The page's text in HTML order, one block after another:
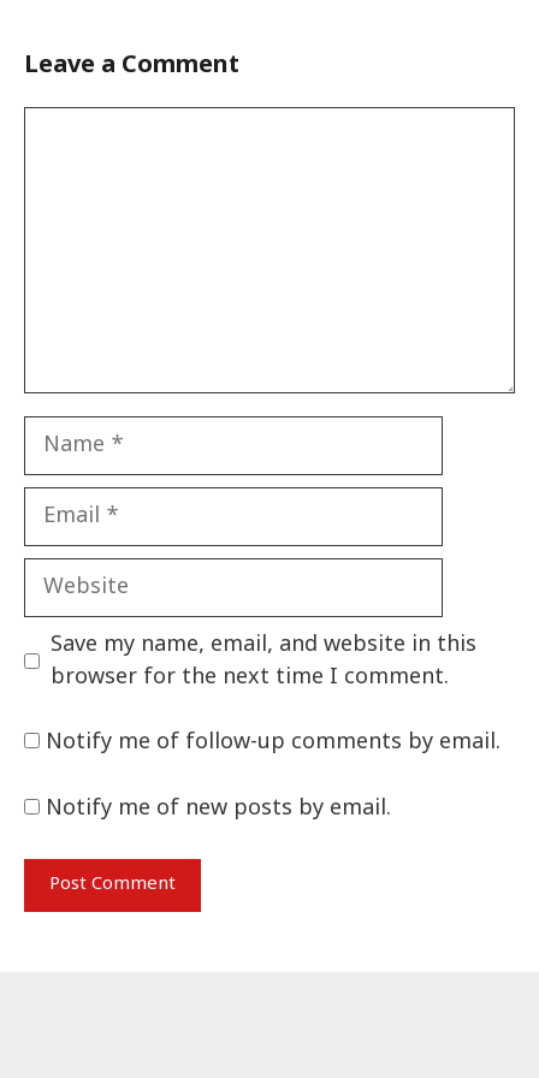
Leave a Comment
Name
Email
Website
Save my name, email, and website in this
browser for the next time I comment.
Notify me of follow-up comments by email.
Notify me of new posts by email.